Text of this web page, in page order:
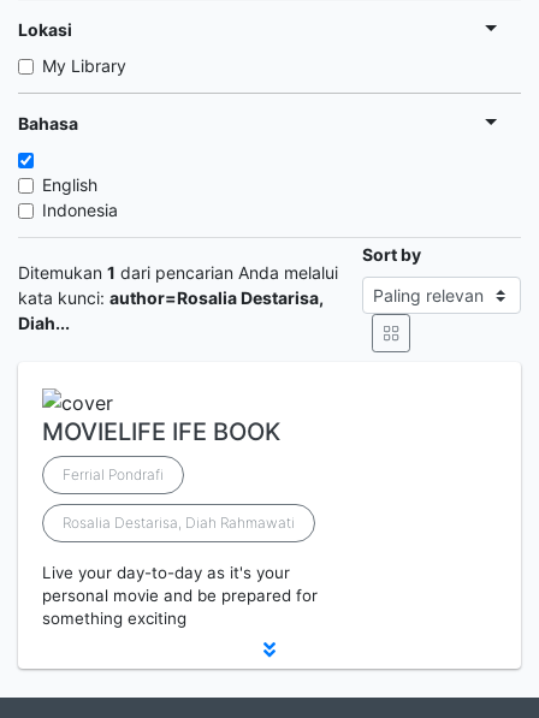
Lokasi
My Library
Bahasa
English
Indonesia
Ditemukan 1 dari pencarian Anda melalui
kata kunci: author=Rosalia Destarisa,
Diah...
Sort by
MOVIELIFE IFE BOOK
Ferrial Pondrafi
Rosalia Destarisa, Diah Rahmawati
Live your day-to-day as it's your
personal movie and be prepared for
something exciting